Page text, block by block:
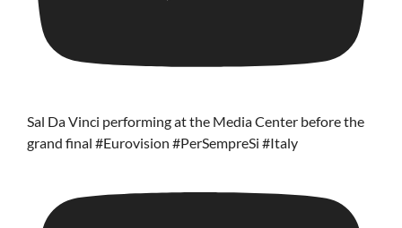
Sal Da Vinci performing at the Media Center before the
grand final #Eurovision #PerSempreSi #Italy